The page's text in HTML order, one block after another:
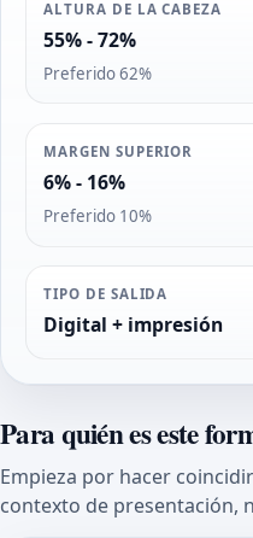
ALTURA DE LA CABEZA
55% - 72%
Preferido 62%
MARGEN SUPERIOR
6% - 16%
Preferido 10%
TIPO DE SALIDA
Digital + impresión
Para quién es este
Empieza por hacer
contexto de presentación,